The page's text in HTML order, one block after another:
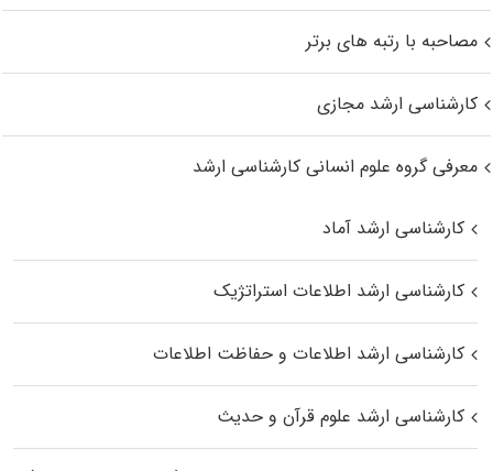
مصاحبه با رتبه های برتر
کارشناسی ارشد مجازی
معرفی گروه علوم انسانی کارشناسی ارشد
کارشناسی ارشد آماد
کارشناسی ارشد اطلاعات استراتژیک
کارشناسی ارشد اطلاعات و حفاظت اطلاعات
کارشناسی ارشد علوم قرآن و حدیث